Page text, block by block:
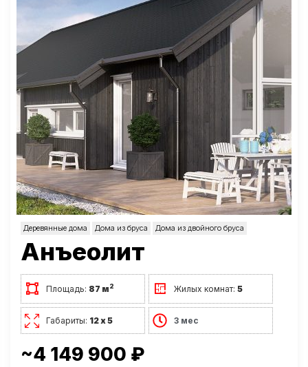
Деревянные дома Дома из бруса Дома из двойного бруса
Анъеолит
Площадь: 87 м2 Жилых комнат:5
Габариты: 12 х 5 3 мес
~4 149 900 ₽